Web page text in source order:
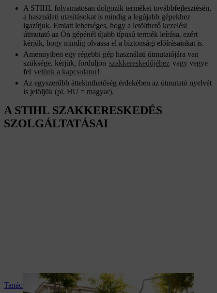
A STIHL folyamatosan dolgozik termékei továbbfejlesztésén,
a használati utasításokat is mindig a legújabb gépekhez
igazítjuk. Emiatt lehetséges, hogy a letölthető kezelési
útmutató az Ön gépénél újabb típusú termék leírása, ezért
kérjük, hogy mindig olvassa el a biztonsági előírásainkat is.
Amennyiben egy régebbi gép használati útmutatójára van
szüksége, kérjük, forduljon szakkereskedőjéhez vagy vegye
fel velünk a kapcsolatot !
Az egyszerűbb áttekinthetőség érdekében az útmutató nyelvét
is jelöljük (pl. HU = magyar).
A STIHL SZAKKERESKEDÉS
SZOLGÁLTATÁSAI
Tanácsadás és termékismertetés